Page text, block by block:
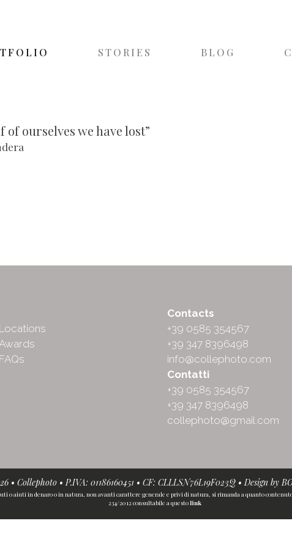
STORIES BLOG
ourselves we have lost”
Locations
FAQs
Contacts
+39 0585 354567
+39 347 8396498
info@collephoto.com
Contatti
+39 0585 354567
+39 347 8396498
collephoto@gmail.com
Collephoto • P.IVA: 01186160451 • CF: CLLLSN76L19F023Q • Design by
aiuti in denaro o in natura, non avanti carattere generale e privi di natura, si rimanda a quanto
234/2012 consultabile a questolink